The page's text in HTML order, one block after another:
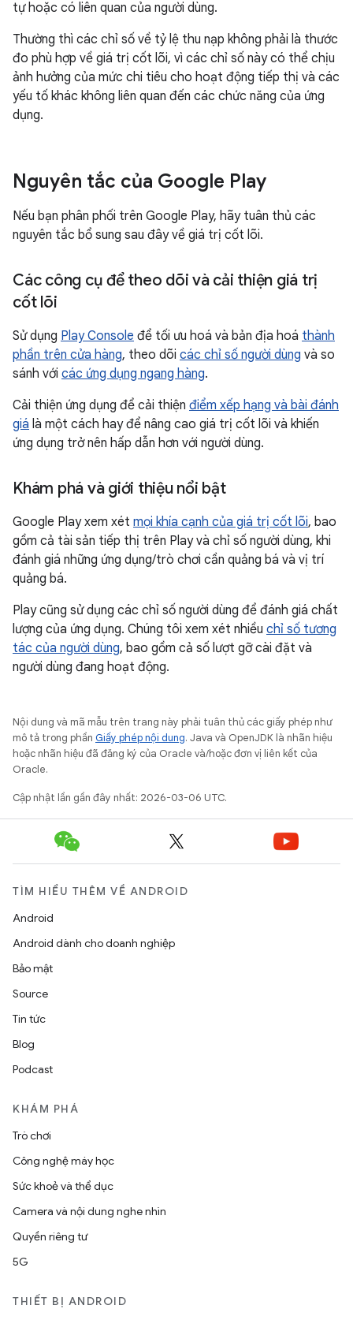
tự hoặc có liên quan của người dùng.
Thường thì các chỉ số về tỷ lệ thu nạp không phải là thước
đo phù hợp về giá trị cốt lõi, vì các chỉ số này có thể chịu
ảnh hưởng của mức chi tiêu cho hoạt động tiếp thị và các
yếu tố khác không liên quan đến các chức năng của ứng
dụng.
Nguyên tắc của Google Play
Nếu bạn phân phối trên Google Play, hãy tuân thủ các
nguyên tắc bổ sung sau đây về giá trị cốt lõi.
Các công cụ để theo dõi và cải thiện giá trị
cốt lõi
Sử dụng Play Console để tối ưu hoá và bản địa hoá thành
phần trên cửa hàng, theo dõi các chỉ số người dùng và so
sánh với các ứng dụng ngang hàng.
Cải thiện ứng dụng để cải thiện điểm xếp hạng và bài đánh
giá là một cách hay để nâng cao giá trị cốt lõi và khiến
ứng dụng trở nên hấp dẫn hơn với người dùng.
Khám phá và giới thiệu nổi bật
Google Play xem xét mọi khía cạnh của giá trị cốt lõi, bao
gồm cả tài sản tiếp thị trên Play và chỉ số người dùng, khi
đánh giá những ứng dụng/trò chơi cần quảng bá và vị trí
quảng bá.
Play cũng sử dụng các chỉ số người dùng để đánh giá chất
lượng của ứng dụng. Chúng tôi xem xét nhiều chỉ số tương
tác của người dùng, bao gồm cả số lượt gỡ cài đặt và
người dùng đang hoạt động.
Nội dung và mã mẫu trên trang này phải tuân thủ các giấy phép như
mô tả trong phần Giấy phép nội dung. Java và OpenJDK là nhãn hiệu
hoặc nhãn hiệu đã đăng ký của Oracle và/hoặc đơn vị liên kết của
Oracle.
Cập nhật lần gần đây nhất: 2026-03-06 UTC.
TÌM HIỂU THÊM VỀ ANDROID
Android
Android dành cho doanh nghiệp
Bảo mật
Source
Tin tức
Blog
Podcast
KHÁM PHÁ
Trò chơi
Công nghệ máy học
Sức khoẻ và thể dục
Camera và nội dung nghe nhìn
Quyền riêng tư
5G
THIẾT BỊ ANDROID